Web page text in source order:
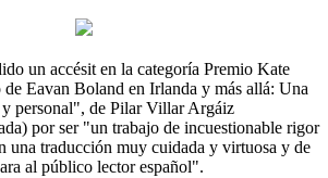
un accésit en la categoría Premio Kate
Eavan Boland en Irlanda y más allá: Una
personal", de Pilar Villar Argáiz
por ser "un trabajo de incuestionable rigor
una traducción muy cuidada y virtuosa y de
al público lector español".